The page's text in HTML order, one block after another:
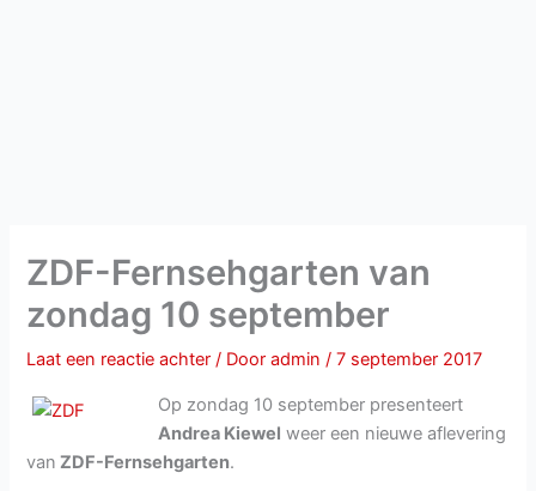
ZDF-Fernsehgarten van
zondag 10 september
Laat een reactie achter / Dooradmin/7 september 2017
Op zondag 10 september presenteert
Andrea Kiewel weer een nieuwe aflevering
van ZDF-Fernsehgarten.